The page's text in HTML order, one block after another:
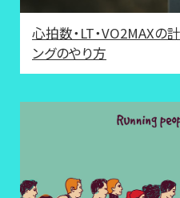
心拍数・LT・VO2MAXの
ングのやり方